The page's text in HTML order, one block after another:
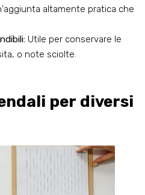
altamente pratica che
Utile per conservare le
o note sciolte.
per diversi